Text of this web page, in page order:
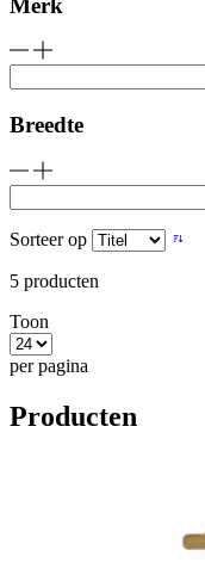
Breedte
Sorteer op
5 producten
Toon
per pagina
Producten